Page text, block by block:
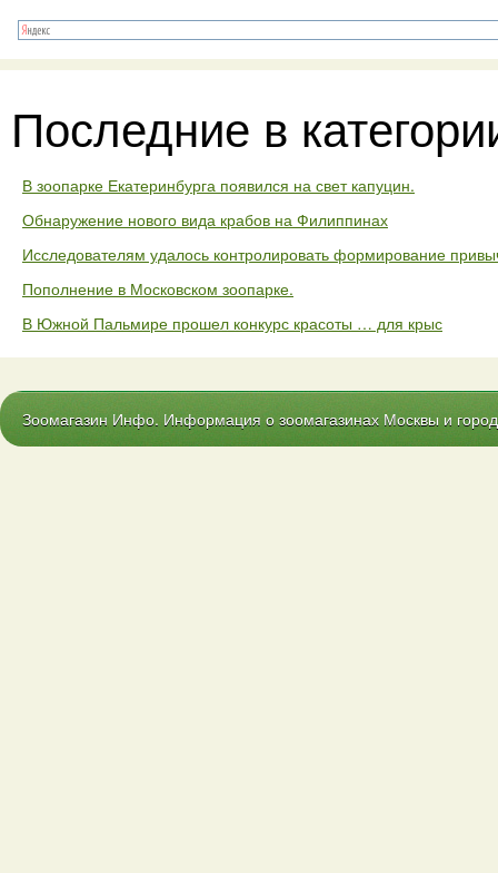
Последние в
В зоопарке Екатеринбурга появился на свет капуцин.
Обнаружение нового вида крабов на Филиппинах
Исследователям удалось контролировать формирование
Пополнение в Московском зоопарке.
В Южной Пальмире прошел конкурс красоты … для крыс
Зоомагазин Инфо. Информация о зоомагазинах Москвы и